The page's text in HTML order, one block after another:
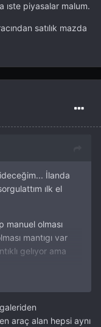
ıste piyasalar malum.
satılık mazda
İlanda
ılk el
manuel olması
mantıgı var
gelıyor ama
satılık
araç alan hepsi aynı